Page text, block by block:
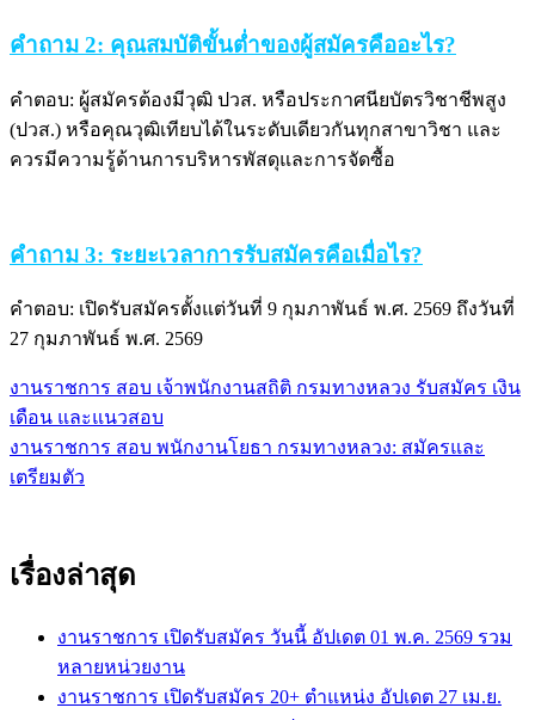
คำถาม 2: คุณสมบัติขั้นต่ำของผู้สมัครคืออะไร?
คำตอบ: ผู้สมัครต้องมีวุฒิ ปวส. หรือประกาศนียบัตรวิชาชีพสูง
(ปวส.) หรือคุณวุฒิเทียบได้ในระดับเดียวกันทุกสาขาวิชา และ
ควรมีความรู้ด้านการบริหารพัสดุและการจัดซื้อ
คำถาม 3: ระยะเวลาการรับสมัครคือเมื่อไร?
คำตอบ: เปิดรับสมัครตั้งแต่วันที่ 9 กุมภาพันธ์ พ.ศ. 2569 ถึงวันที่
27 กุมภาพันธ์ พ.ศ. 2569
แนะแนว
เรื่อง
งานราชการ สอบ เจ้าพนักงานสถิติ กรมทางหลวง รับสมัคร เงิน
เดือน และแนวสอบ
งานราชการ สอบ พนักงานโยธา กรมทางหลวง: สมัครและ
เตรียมตัว
เรื่องล่าสุด
งานราชการ เปิดรับสมัคร วันนี้ อัปเดต 01 พ.ค. 2569 รวม
หลายหน่วยงาน
งานราชการ เปิดรับสมัคร 20+ ตำแหน่ง อัปเดต 27 เม.ย.